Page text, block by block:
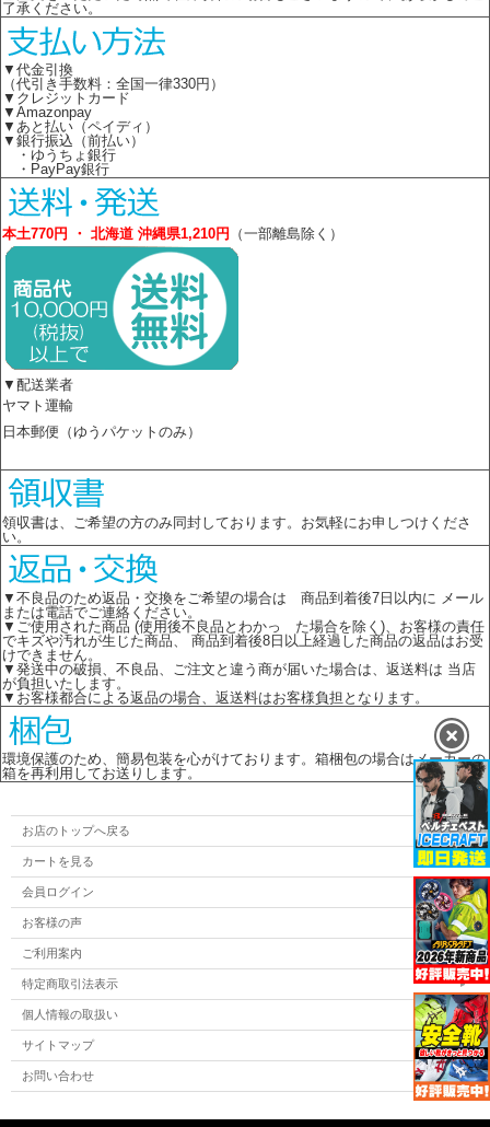
了承ください。
▼代金引換
（代引き手数料：全国一律330円）
▼クレジットカード
▼Amazonpay
▼あと払い（ペイディ）
▼銀行振込（前払い）
・ゆうちょ銀行
・PayPay銀行
本土770円 ・ 北海道 沖縄県1,210円 （一部離島除く）
▼配送業者
ヤマト運輸
日本郵便（ゆうパケットのみ）
領収書は、ご希望の方のみ同封しております。お気軽にお申しつけくださ
い。
▼不良品のため返品・交換をご希望の場合は 商品到着後7日以内に メール
または電話でご連絡ください。
▼ご使用された商品 (使用後不良品とわかっ た場合を除く)、お客様の責任
でキズや汚れが生じた商品、 商品到着後8日以上経過した商品の返品はお受
けできません。
▼発送中の破損、不良品、ご注文と違う商が届いた場合は、返送料は 当店
が負担いたします。
▼お客様都合による返品の場合、返送料はお客様負担となります。
環境保護のため、簡易包装を心がけております。箱梱包の場合はメーカーの
箱を再利用してお送りします。
お店のトップへ戻る
カートを見る
会員ログイン
お客様の声
ご利用案内
特定商取引法表示
個人情報の取扱い
サイトマップ
お問い合わせ